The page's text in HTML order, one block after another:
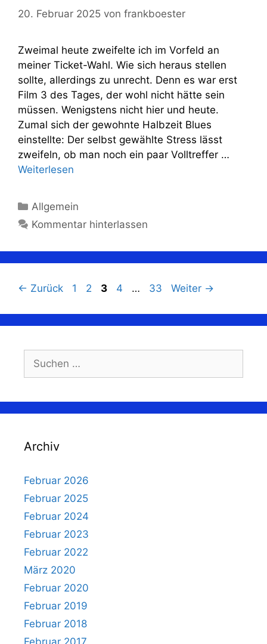
20. Februar 2025 von frankboester
Zweimal heute zweifelte ich im Vorfeld an
meiner Ticket-Wahl. Wie sich heraus stellen
sollte, allerdings zu unrecht. Denn es war erst
Film 3 des Tages, der wohl nicht hätte sein
müssen. Wenigstens nicht hier und heute.
Zumal sich der gewohnte Halbzeit Blues
einstellte: Der selbst gewählte Stress lässt
zweifeln, ob man noch ein paar Volltreffer …
Weiterlesen
Kategorien
Allgemein
Kommentar hinterlassen
← Zurück Seite
1 Seite
2 Seite
3 Seite
4 … Seite
33 Weiter →
nach:
Archiv
Februar 2026
Februar 2025
Februar 2024
Februar 2023
Februar 2022
März 2020
Februar 2020
Februar 2019
Februar 2018
Februar 2017